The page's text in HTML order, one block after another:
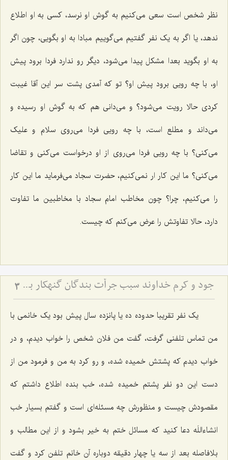
نظر شخص است سعی می‌کنیم به گوش او نرسد، کسی به او اطلاع
ندهد، یا اگر به یک نفر گفتیم می‌گوییم مبادا به او بگویی، چون اگر
به او بگوید بعدا مشکل پیدا می‌شود، دیگر رو ندارد فردا برود پیش
او، با چه رویی برود پیش او؟ تو که آمدی پشت سر این آقا غیبت
کردی حالا رویت می‌شود؟ و می‌دانی هم که به گوش او رسیده و
می‌داند و مطلع است، با چه رویی فردا می‌روی سلام و علیک
می‌کنی؟ با چه رویی فردا می‌روی از او درخواست می‌کنی و تقاضا
می‌کنی؟ ما این کار ار نمی‌کنیم، حضرت سجاد می‌فرماید ما این کار
را می‌کنیم، چرا؟ چون مخاطب امام سجاد با مخاطبین ما تفاوت
دارد، حالا تفاوتش را عرض می‌کنم که چیست.
جود و کرم خداوند سبب جرأت بندگان گنهکار بر تقاضاکردن از او 3
یک نفر تقریبا حدوده ده یا پانزده سال پیش بود یک خانمی با
من تماس تلفنی گرفت، گفت من فلان شخص را خواب دیدم، و در
خواب دیدم که پشتش خمیده شده، و رو کرد به من و فرمود من از
دست این دو نفر پشتم خمیده شده، خب بنده اطلاع داشتم که
مقصودش چیست و منظورش چه مسئله‌ای است و گفتم بسیار خب
انشاءاللَه دعا کنید که مسائل ختم به خیر بشود و از این مطالب و
بلافاصله بعد از سه یا چهار دقیقه دوباره آن خانم تلفن کرد و گفت